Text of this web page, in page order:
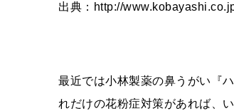
出典：http://
最近では小林製薬の鼻うがい『
れだけの花粉症対策があれば、